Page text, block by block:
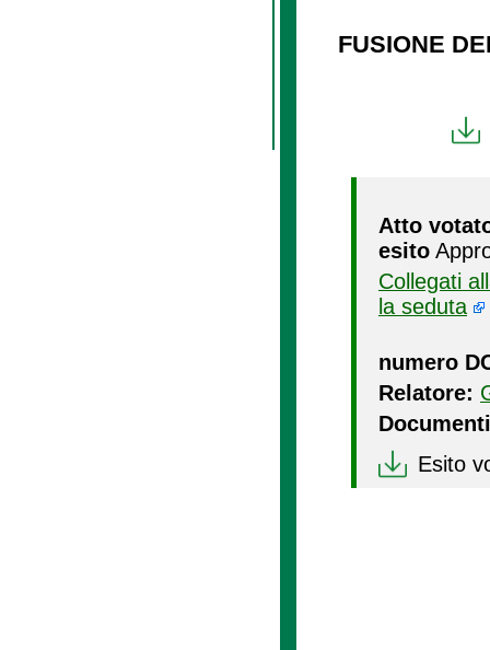
FUSIONE
Atto
esito
Collegati
la seduta
numero
Relatore:
Esito